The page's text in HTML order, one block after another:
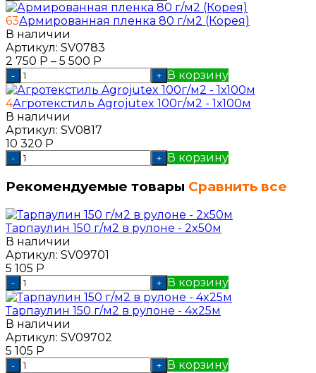
63Армированная пленка 80 г/м2 (Корея)
В наличии
Артикул: SV0783
2 750 Р – 5 500 Р
- + В корзину
4Агротекстиль Agrojutex 100г/м2 - 1х100м
В наличии
Артикул: SV0817
10 320 Р
- + В корзину
Рекомендуемые товары Сравнить все
Тарпаулин 150 г/м2 в рулоне - 2x50м
В наличии
Артикул: SV09701
5 105 Р
- + В корзину
Тарпаулин 150 г/м2 в рулоне - 4x25м
В наличии
Артикул: SV09702
5 105 Р
- + В корзину